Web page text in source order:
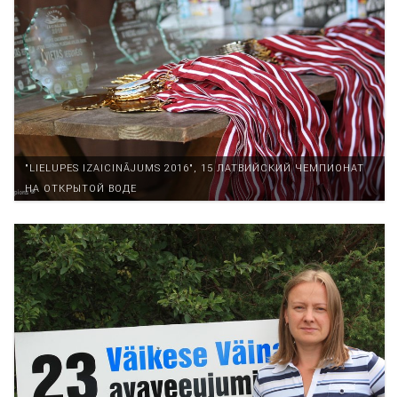
"LIELUPES IZAICINĀJUMS 2016", 15 ЛАТВИЙСКИЙ ЧЕМПИОНАТ
НА ОТКРЫТОЙ ВОДЕ